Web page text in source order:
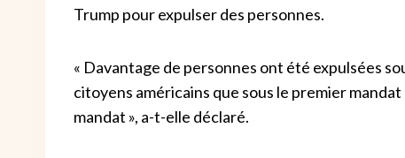
Trump pour expulser des personnes.
« Davantage de personnes ont été expulsées
citoyens américains que sous le premier
mandat », a-t-elle déclaré.